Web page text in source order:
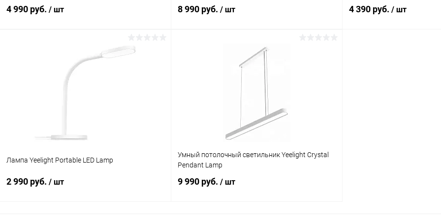
4 990 руб. / шт
В корзину
8 990 руб. / шт
В корзину
4 390 руб. / шт
Лампа Yeelight Portable LED Lamp
2 990 руб. / шт
Умный потолочный светильник Yeelight Crystal
Pendant Lamp
9 990 руб. / шт